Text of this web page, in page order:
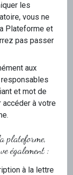
les
vous ne
Plateforme et
pas passer
aux
et mot de
à votre
plateforme,
également :
à la lettre